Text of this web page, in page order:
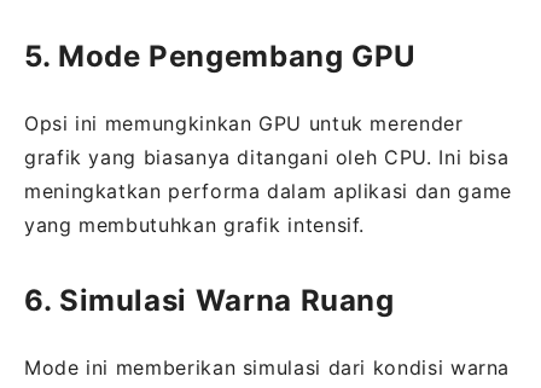
5. Mode Pengembang GPU
Opsi ini memungkinkan GPU untuk merender
grafik yang biasanya ditangani oleh CPU. Ini bisa
meningkatkan performa dalam aplikasi dan game
yang membutuhkan grafik intensif.
6. Simulasi Warna Ruang
Mode ini memberikan simulasi dari kondisi warna